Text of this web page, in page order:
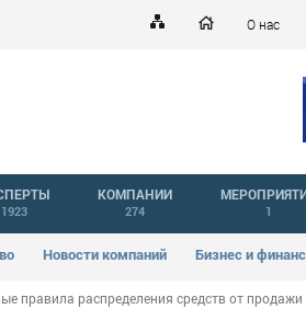
О нас
Новости компаний Бизнес и
1923
КОМПАНИИ
274 1
правила распределения средств от